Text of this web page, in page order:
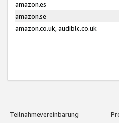
amazon.es
amazon.se
amazon.co.uk, audible.co.uk
Teilnahmevereinbarung